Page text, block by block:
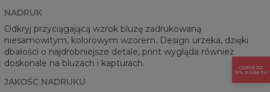
NADRUK
Odkryj przyciągającą wzrok bluzę zadrukowaną
niesamowitym, kolorowym wzorem. Design urzeka, dzięki
dbałości o najdrobniejsze detale, print wygląda również
doskonale na bluzach i kapturach.
JAKOŚĆ NADRUKU
ODBIERZ
15% RABATU